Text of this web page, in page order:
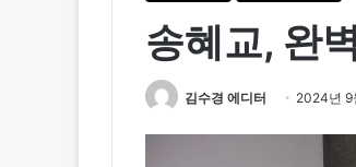
송혜교, 완
김수경 에디터 2024년 9